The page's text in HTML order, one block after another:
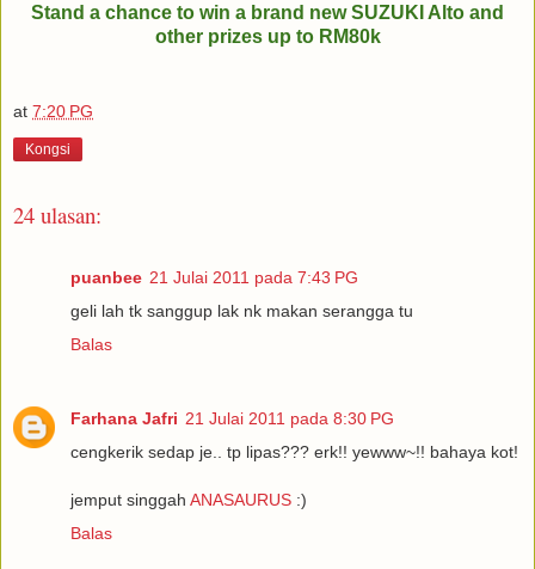
Stand a chance to win a brand new SUZUKI Alto and
other prizes up to RM80k
at 7:20 PG
Kongsi
24 ulasan:
puanbee 21 Julai 2011 pada 7:43 PG
geli lah tk sanggup lak nk makan serangga tu
Balas
Farhana Jafri 21 Julai 2011 pada 8:30 PG
cengkerik sedap je.. tp lipas??? erk!! yewww~!! bahaya kot!
jemput singgah ANASAURUS :)
Balas